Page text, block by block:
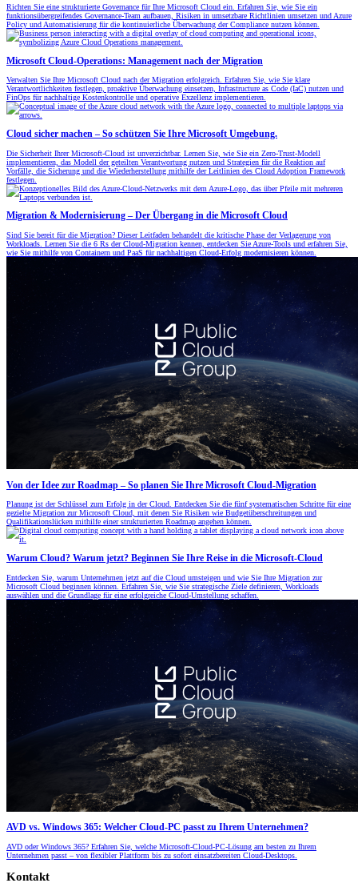
Richten Sie eine strukturierte Governance für Ihre Microsoft Cloud ein. Erfahren Sie, wie Sie ein
funktionsübergreifendes Governance-Team aufbauen, Risiken in umsetzbare Richtlinien umsetzen und Azure
Policy und Automatisierung für die kontinuierliche Überwachung der Compliance nutzen können.
Microsoft Cloud-Operations: Management nach der Migration
Verwalten Sie Ihre Microsoft Cloud nach der Migration erfolgreich. Erfahren Sie, wie Sie klare
Verantwortlichkeiten festlegen, proaktive Überwachung einsetzen, Infrastructure as Code (IaC) nutzen und
FinOps für nachhaltige Kostenkontrolle und operative Exzellenz implementieren.
Cloud sicher machen – So schützen Sie Ihre Microsoft Umgebung.
Die Sicherheit Ihrer Microsoft-Cloud ist unverzichtbar. Lernen Sie, wie Sie ein Zero-Trust-Modell
implementieren, das Modell der geteilten Verantwortung nutzen und Strategien für die Reaktion auf
Vorfälle, die Sicherung und die Wiederherstellung mithilfe der Leitlinien des Cloud Adoption Framework
festlegen.
Migration & Modernisierung – Der Übergang in die Microsoft Cloud
Sind Sie bereit für die Migration? Dieser Leitfaden behandelt die kritische Phase der Verlagerung von
Workloads. Lernen Sie die 6 Rs der Cloud-Migration kennen, entdecken Sie Azure-Tools und erfahren Sie,
wie Sie mithilfe von Containern und PaaS für nachhaltigen Cloud-Erfolg modernisieren können.
Von der Idee zur Roadmap – So planen Sie Ihre Microsoft Cloud-Migration
Planung ist der Schlüssel zum Erfolg in der Cloud. Entdecken Sie die fünf systematischen Schritte für eine
gezielte Migration zur Microsoft Cloud, mit denen Sie Risiken wie Budgetüberschreitungen und
Qualifikationslücken mithilfe einer strukturierten Roadmap angehen können.
Warum Cloud? Warum jetzt? Beginnen Sie Ihre Reise in die Microsoft-Cloud
Entdecken Sie, warum Unternehmen jetzt auf die Cloud umsteigen und wie Sie Ihre Migration zur
Microsoft Cloud beginnen können. Erfahren Sie, wie Sie strategische Ziele definieren, Workloads
auswählen und die Grundlage für eine erfolgreiche Cloud-Umstellung schaffen.
AVD vs. Windows 365: Welcher Cloud-PC passt zu Ihrem Unternehmen?
AVD oder Windows 365? Erfahren Sie, welche Microsoft-Cloud-PC-Lösung am besten zu Ihrem
Unternehmen passt – von flexibler Plattform bis zu sofort einsatzbereiten Cloud-Desktops.
Kontakt